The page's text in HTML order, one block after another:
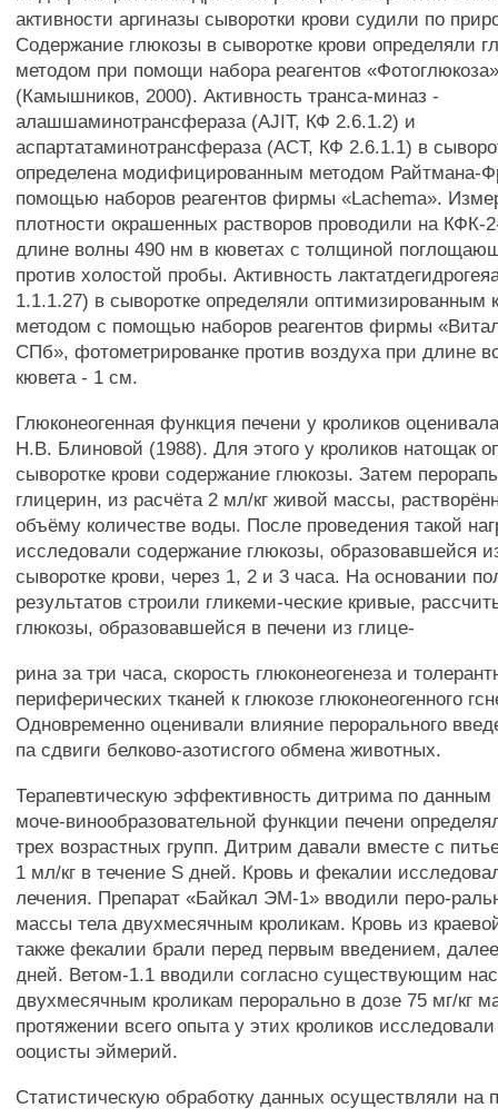
активности аргиназы сыворотки крови судили по
Содержание глюкозы в сыворотке крови определяли
методом при помощи набора реагентов
(Камышников, 2000). Активность транса-миназ -
алашшаминотрансфераза (AJIT, КФ 2.6.1.2) и
аспартатаминотрансфераза (ACT, КФ 2.6.1.1) в
определена модифицированным методом Райтмана-
помощью наборов реагентов фирмы «Lachema».
плотности окрашенных растворов проводили на КФК-
длине волны 490 нм в кюветах с толщиной
против холостой пробы. Активность
1.1.1.27) в сыворотке определяли оптимизированным
методом с помощью наборов реагентов фирмы
СПб», фотометрированке против воздуха при длине
кювета - 1 см.
Глюконеогенная функция печени у кроликов
Н.В. Блиновой (1988). Для этого у кроликов натощак
сыворотке крови содержание глюкозы. Затем
глицерин, из расчёта 2 мл/кг живой массы,
объёму количестве воды. После проведения такой
исследовали содержание глюкозы, образовавшейся
сыворотке крови, через 1, 2 и 3 часа. На основании
результатов строили гликеми-ческие кривые,
глюкозы, образовавшейся в печени из глице-
рина за три часа, скорость глюконеогенеза и
периферических тканей к глюкозе глюконеогенного
Одновременно оценивали влияние перорального
па сдвиги белково-азотисгого обмена животных.
Терапевтическую эффективность дитрима по данным
моче-винообразовательной функции печени
трех возрастных групп. Дитрим давали вместе с
1 мл/кг в течение S дней. Кровь и фекалии
лечения. Препарат «Байкал ЭМ-1» вводили перо-
массы тела двухмесячным кроликам. Кровь из
также фекалии брали перед первым введением,
дней. Ветом-1.1 вводили согласно существующим
двухмесячным кроликам перорально в дозе 75 мг/кг
протяжении всего опыта у этих кроликов
ооцисты эймерий.
Статистическую обработку данных осуществляли на